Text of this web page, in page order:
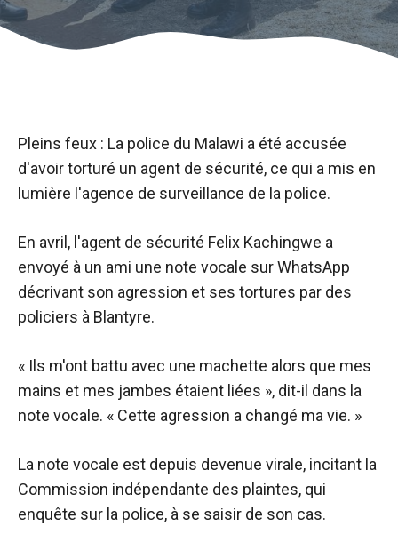
Pleins feux : La police du Malawi a été accusée
d'avoir torturé un agent de sécurité, ce qui a mis en
lumière l'agence de surveillance de la police.
En avril, l'agent de sécurité Felix Kachingwe a
envoyé à un ami une note vocale sur WhatsApp
décrivant son agression et ses tortures par des
policiers à Blantyre.
« Ils m'ont battu avec une machette alors que mes
mains et mes jambes étaient liées », dit-il dans la
note vocale. « Cette agression a changé ma vie. »
La note vocale est depuis devenue virale, incitant la
Commission indépendante des plaintes, qui
enquête sur la police, à se saisir de son cas.